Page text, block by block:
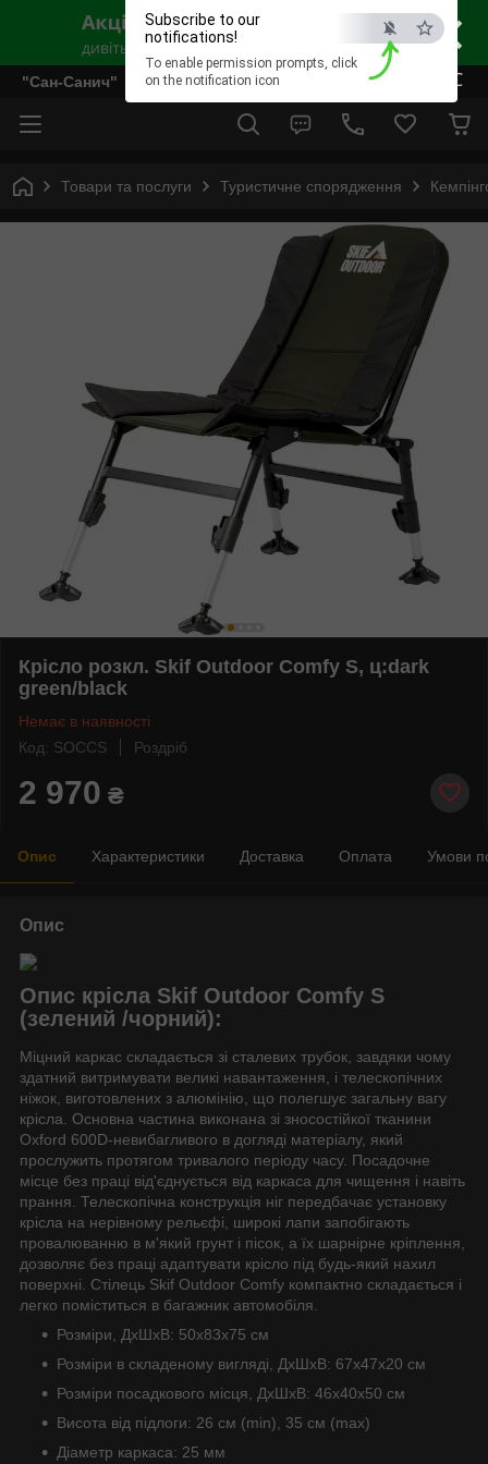
×
ESC
Subscribe to our
notifications!
To enable permission prompts, click
on the notification icon
"Сан-Санич"
Товари та послуги Туристичне спорядження
Крісло розкл. Skif Outdoor Comfy S, ц:dark
green/black
Немає в наявності
Код: SOCCS
Роздріб
2 970 ₴
Опис Характеристики Доставка Оплата Умови
Опис
Опис крісла Skif Outdoor Comfy S
(зелений /чорний):
Міцний каркас складається зі сталевих трубок, завдяки чому
здатний витримувати великі навантаження, і телескопічних
ніжок, виготовлених з алюмінію, що полегшує загальну вагу
крісла. Основна частина виконана зі зносостійкої тканини
Oxford 600D-невибагливого в догляді матеріалу, який
прослужить протягом тривалого періоду часу. Посадочне
місце без праці від'єднується від каркаса для чищення і навіть
прання. Телескопічна конструкція ніг передбачає установку
крісла на нерівному рельєфі, широкі лапи запобігають
провалюванню в м'який грунт і пісок, а їх шарнірне кріплення,
дозволяє без праці адаптувати крісло під будь-який нахил
поверхні. Стілець Skif Outdoor Comfy компактно складається і
легко поміститься в багажник автомобіля.
Розміри, ДхШхВ: 50х83х75 см
Розміри в складеному вигляді, ДхШхВ: 67х47х20 см
Розміри посадкового місця, ДхШхВ: 46х40х50 см
Висота від підлоги: 26 см (min), 35 см (max)
Діаметр каркаса: 25 мм